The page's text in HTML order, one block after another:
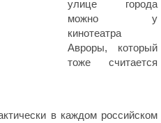
улице города
можно у
кинотеатра
Авроры, который
тоже считается
в каждом российском